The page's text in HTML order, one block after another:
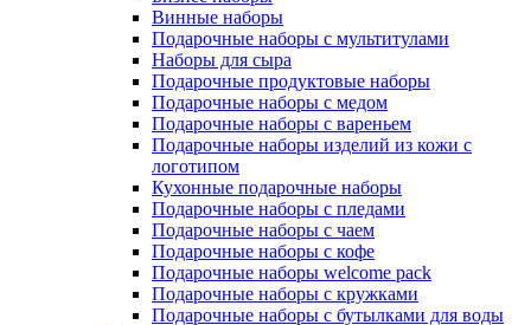
Винные наборы
Подарочные наборы с мультитулами
Наборы для сыра
Подарочные продуктовые наборы
Подарочные наборы с медом
Подарочные наборы с вареньем
Подарочные наборы изделий из кожи с
логотипом
Кухонные подарочные наборы
Подарочные наборы с пледами
Подарочные наборы с чаем
Подарочные наборы с кофе
Подарочные наборы welcome pack
Подарочные наборы с кружками
Подарочные наборы с бутылками для воды